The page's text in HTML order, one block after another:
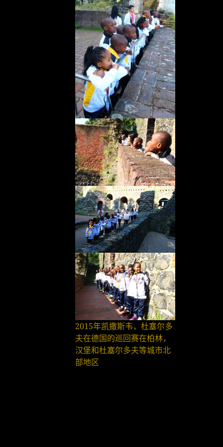
2015年凯撒斯韦，杜塞尔多
夫在德国的巡回赛在柏林，
汉堡和杜塞尔多夫等城市北
部地区